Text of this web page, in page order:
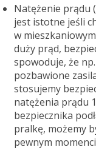
Natężenie prądu
jest istotne jeśli
w
duży prąd,
spowoduje, że
pozbawione
stosujemy
natężenia prądu
bezpiecznika
pralkę, możemy
pewnym